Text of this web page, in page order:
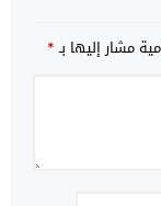
مشار إليها بـ*